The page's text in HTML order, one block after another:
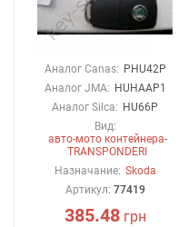
Аналог Canas: PHU42P
Аналог JMA: HUHAAP1
Аналог Silca: HU66P
Вид:
авто-мото контейнера-
TRANSPONDERI
Назначание: Skoda
Артикул: 77419
385.48грн